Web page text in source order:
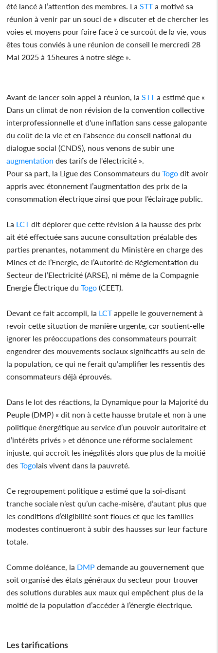
été lancé à l’attention des membres. La STTa motivé sa
réunion à venir par un souci de « discuter et de chercher les
voies et moyens pour faire face à ce surcoût de la vie, vous
êtes tous conviés à une réunion de conseil le mercredi 28
Mai 2025 à 15heures à notre siège ».
Avant de lancer soin appel à réunion, la STTa estimé que «
Dans un climat de non révision de la convention collective
interprofessionnelle et d'une inflation sans cesse galopante
du coût de la vie et en l'absence du conseil national du
dialogue social (CNDS), nous venons de subir une
augmentation des tarifs de l'électricité ».
Pour sa part, la Ligue des Consommateurs duTogo dit avoir
appris avec étonnement l’augmentation des prix de la
consommation électrique ainsi que pour l’éclairage public.
La LCTdit déplorer que cette révision à la hausse des prix
ait été effectuée sans aucune consultation préalable des
parties prenantes, notamment du Ministère en charge des
Mines et de l’Energie, de l’Autorité de Réglementation du
Secteur de l’Electricité (ARSE), ni même de la Compagnie
Energie Électrique duTogo (CEET).
Devant ce fait accompli, la LCTappelle le gouvernement à
revoir cette situation de manière urgente, car soutient-elle
ignorer les préoccupations des consommateurs pourrait
engendrer des mouvements sociaux significatifs au sein de
la population, ce qui ne ferait qu’amplifier les ressentis des
consommateurs déjà éprouvés.
Dans le lot des réactions, la Dynamique pour la Majorité du
Peuple (DMP) « dit non à cette hausse brutale et non à une
politique énergétique au service d’un pouvoir autoritaire et
d’intérêts privés » et dénonce une réforme socialement
injuste, qui accroît les inégalités alors que plus de la moitié
desTogolais vivent dans la pauvreté.
Ce regroupement politique a estimé que la soi-disant
tranche sociale n’est qu’un cache-misère, d’autant plus que
les conditions d’éligibilité sont floues et que les familles
modestes continueront à subir des hausses sur leur facture
totale.
Comme doléance, la DMP demande au gouvernement que
soit organisé des états généraux du secteur pour trouver
des solutions durables aux maux qui empêchent plus de la
moitié de la population d’accéder à l’énergie électrique.
Les tarifications